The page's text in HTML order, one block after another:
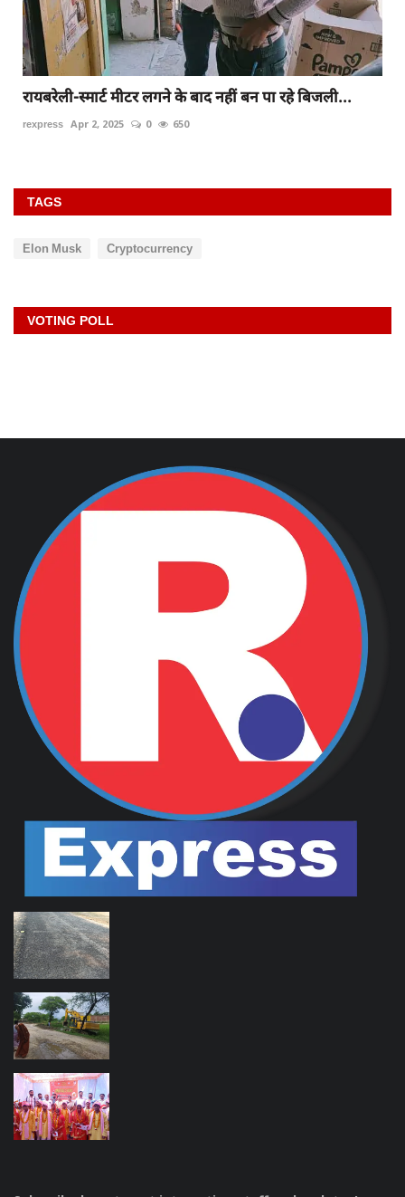
रायबरेली-स्मार्ट मीटर लगने के बाद नहीं बन पा रहे बिजली...
rexpress Apr 2, 2025 0 650
TAGS
Elon Musk Cryptocurrency
VOTING POLL